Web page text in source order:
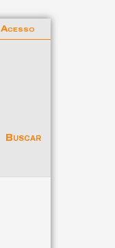
Buscar
Acesso